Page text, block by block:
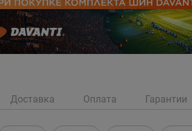
Доставка Оплата Гарантии